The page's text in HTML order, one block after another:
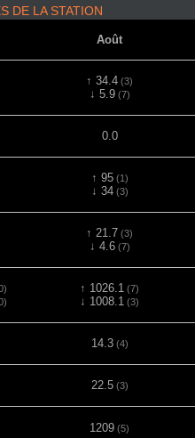
DE LA STATION
Août
↑ 34.4 (3)
↓ 5.9(7)
0.0
↑ 95(1)
↓ 34(3)
↑ 21.7 (3)
↓ 4.6(7)
↑ 1026.1 (7)
↓ 1008.1 (3)
14.3(4)
22.5(3)
1209 (5)